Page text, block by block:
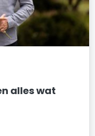
alles wat